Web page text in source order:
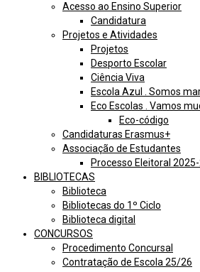
Acesso ao Ensino Superior
Candidatura
Projetos e Atividades
Projetos
Desporto Escolar
Ciência Viva
Escola Azul . Somos
Eco Escolas . Vamos
Eco-código
Candidaturas Erasmus+
Associação de Estudantes
Processo Eleitoral
BIBLIOTECAS
Biblioteca
Bibliotecas do 1º Ciclo
Biblioteca digital
CONCURSOS
Procedimento Concursal
Contratação de Escola 25/26